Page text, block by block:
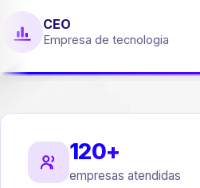
CEO
Empresa de tecnologia
120+
empresas atendidas